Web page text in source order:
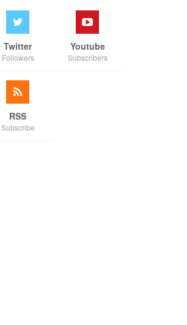
Twitter
Followers
Youtube
Subscribers
RSS
Subscribe